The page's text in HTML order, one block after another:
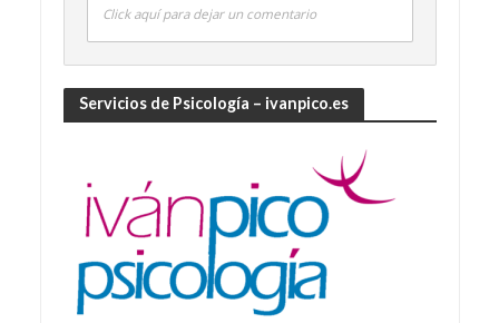
Click aquí para dejar un comentario
Servicios de Psicología – ivanpico.es